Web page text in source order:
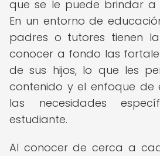
que se le puede brindar a
En un entorno de
padres o tutores tienen
conocer a fondo las
de sus hijos, lo que les
contenido y el enfoque de
las necesidades
estudiante.
Al conocer de cerca a